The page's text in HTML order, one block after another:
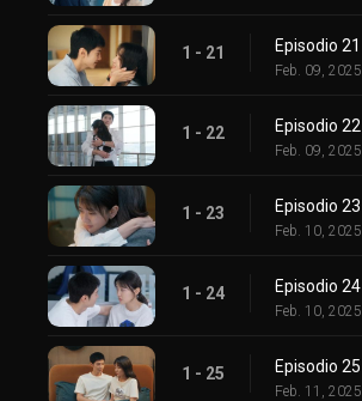
1 - 21 Episodio 21
Feb. 09, 2025
1 - 22 Episodio 22
Feb. 09, 2025
1 - 23 Episodio 23
Feb. 10, 2025
1 - 24 Episodio 24
Feb. 10, 2025
1 - 25 Episodio 25
Feb. 11, 2025